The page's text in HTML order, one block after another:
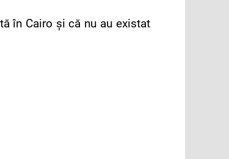
în Cairo şi că nu au existat